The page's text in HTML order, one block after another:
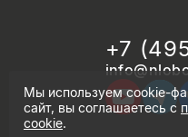
+7
Мы используем cookie-
сайт, вы соглашаетесь с
cookie.